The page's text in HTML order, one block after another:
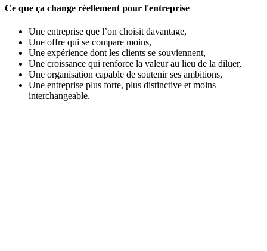
Ce que ça change réellement pour l'entreprise
Une entreprise que l’on choisit davantage,
Une offre qui se compare moins,
Une expérience dont les clients se souviennent,
Une croissance qui renforce la valeur au lieu de la diluer,
Une organisation capable de soutenir ses ambitions,
Une entreprise plus forte, plus distinctive et moins
interchangeable.